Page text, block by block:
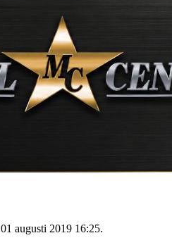
01 augusti 2019 16:25.